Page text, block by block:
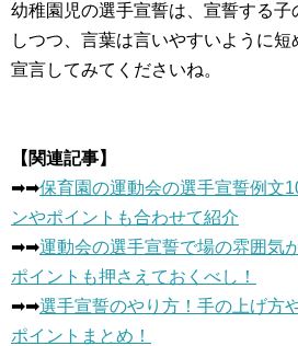
幼稚園児の選手宣誓は、宣誓する
しつつ、言葉は言いやすいように短
宣言してみてくださいね。
【関連記事】
➡︎➡︎保育園の運動会の選手宣誓例文
ンやポイントも合わせて紹介
➡︎➡︎運動会の選手宣誓で場の雰囲気
ポイントも押さえておくべし！
➡︎➡︎選手宣誓のやり方！手の上げ方
ポイントまとめ！